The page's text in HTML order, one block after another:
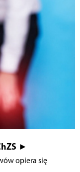
►
opiera się